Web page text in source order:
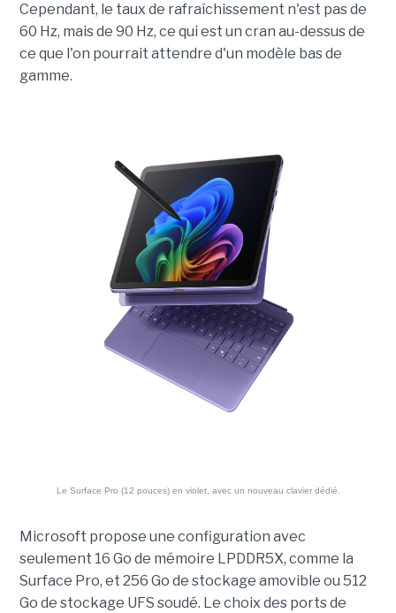
Cependant, le taux de rafraîchissement n'est pas de
60 Hz, mais de 90 Hz, ce qui est un cran au-dessus de
ce que l'on pourrait attendre d'un modèle bas de
gamme.
Le Surface Pro (12 pouces) en violet, avec un nouveau clavier dédié.
Microsoft propose une configuration avec
seulement 16 Go de mémoire LPDDR5X, comme la
Surface Pro, et 256 Go de stockage amovible ou 512
Go de stockage UFS soudé. Le choix des ports de